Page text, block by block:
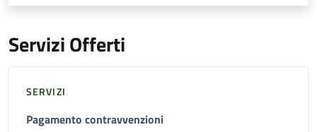
Servizi Offerti
SERVIZI
Pagamento contravvenzioni